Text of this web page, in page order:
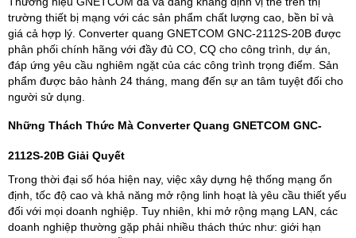
trường thiết bị mạng với các sản phẩm chất lượng cao, bền bỉ và
giá cả hợp lý. Converter quang GNETCOM GNC-2112S-20B được
phân phối chính hãng với đầy đủ CO, CQ cho công trình, dự án,
đáp ứng yêu cầu nghiêm ngặt của các công trình trọng điểm. Sản
phẩm được bảo hành 24 tháng, mang đến sự an tâm tuyệt đối cho
người sử dụng.
Những Thách Thức Mà Converter Quang GNETCOM GNC-
2112S-20B Giải Quyết
Trong thời đại số hóa hiện nay, việc xây dựng hệ thống mạng ổn
định, tốc độ cao và khả năng mở rộng linh hoạt là yêu cầu thiết yếu
đối với mọi doanh nghiệp. Tuy nhiên, khi mở rộng mạng LAN, các
doanh nghiệp thường gặp phải nhiều thách thức như: giới hạn